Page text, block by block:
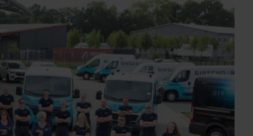
zu sehen!
YouTube. Neugierig? Dann schalte die Inhalte jetzt
YouTube.
angezeigt werden. Personenbezogene Daten
es in derDatenschutzerklärung.